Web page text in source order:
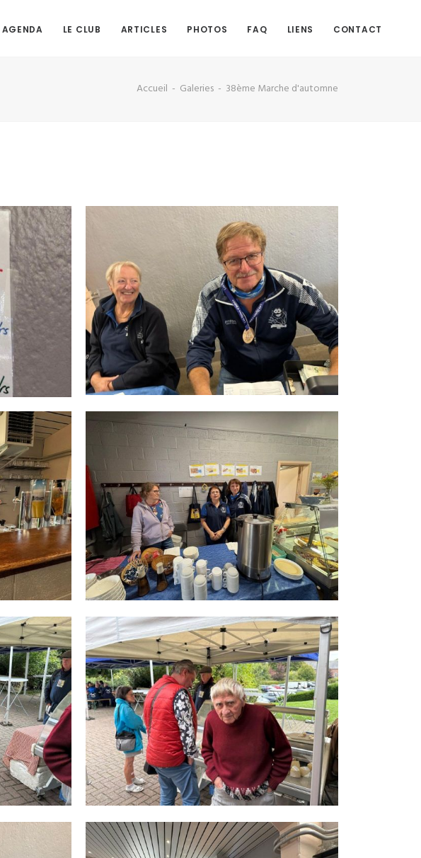
AGENDA LE CLUB ARTICLES PHOTOS FAQ LIENS CONTACT
Accueil Galeries 38ème Marche d'automne